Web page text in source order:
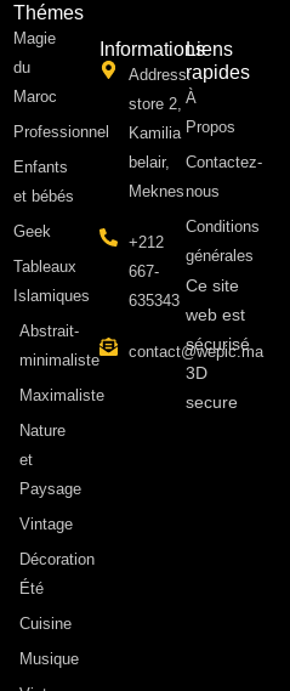
Thémes
Magie
du
Maroc
Professionnel
Enfants
et bébés
Geek
Tableaux
Islamiques
Abstrait-
minimaliste
Maximaliste
Nature
et
Paysage
Vintage
Décoration
Été
Cuisine
Musique
Informations
Address:
store 2,
Kamilia
belair,
Meknes
+212
667-
635343
contact@wepic.ma
Liens
rapides
À
Propos ​
Contactez-
nous
Conditions
générales
Ce site
web est
sécurisé
3D
secure